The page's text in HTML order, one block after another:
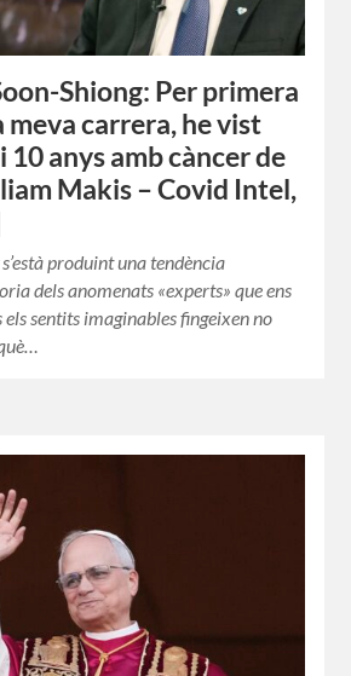
Shiong: Per primera
meva carrera, he vist
10 anys amb càncer de
Makis – Covid Intel,
produint una tendència
dels anomenats «experts» que ens
els sentits imaginables fingeixen no